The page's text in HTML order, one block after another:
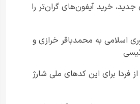
جدید، خرید آیفون‌های گران‌تر را
اسلامی به محمدباقر خرازی و
کالابرگ مرداد ۱۴۰۵ از فردا برای این کدهای ملی شارژ